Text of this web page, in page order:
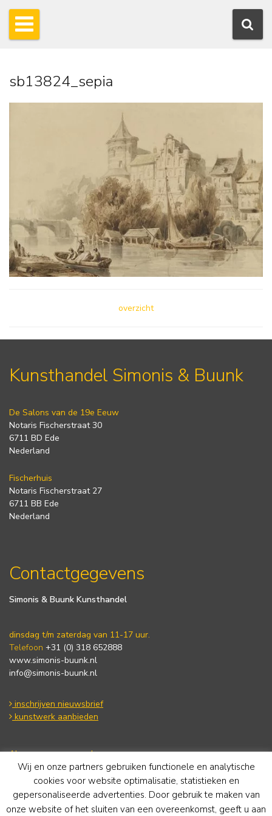
sb13824_sepia
overzicht
Kunsthandel Simonis & Buunk
De Salons van de 19e Eeuw
Notaris Fischerstraat 30
6711 BD Ede
Nederland
Fischerhuis
Notaris Fischerstraat 27
6711 BB Ede
Nederland
Contactgegevens
Simonis & Buunk Kunsthandel
dinsdag t/m zaterdag van 11-17 uur.
Telefoon +31 (0) 318 652888
www.simonis-buunk.nl
info@simonis-buunk.nl
inschrijven nieuwsbrief
kunstwerk aanbieden
Algemene voorwaarden
Privacy statement
Cookie Policy
Disclaimer
Wij en onze partners gebruiken functionele en analytische
cookies voor website optimalisatie, statistieken en
gepersonaliseerde advertenties. Door gebruik te maken van
onze website of het sluiten van een overeenkomst, geeft u aan